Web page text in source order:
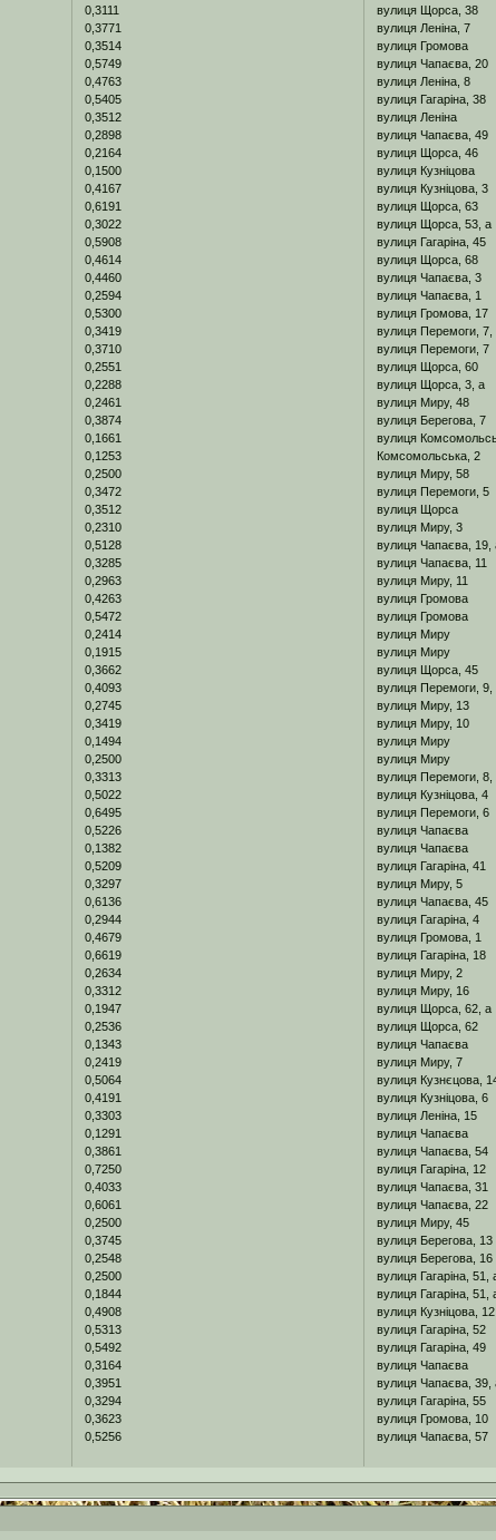
0,3111
0,3771
0,3514
0,5749
0,4763
0,5405
0,3512
0,2898
0,2164
0,1500
0,4167
0,6191
0,3022
0,5908
0,4614
0,4460
0,2594
0,5300
0,3419
0,3710
0,2551
0,2288
0,2461
0,3874
0,1661
0,1253
0,2500
0,3472
0,3512
0,2310
0,5128
0,3285
0,2963
0,4263
0,5472
0,2414
0,1915
0,3662
0,4093
0,2745
0,3419
0,1494
0,2500
0,3313
0,5022
0,6495
0,5226
0,1382
0,5209
0,3297
0,6136
0,2944
0,4679
0,6619
0,2634
0,3312
0,1947
0,2536
0,1343
0,2419
0,5064
0,4191
0,3303
0,1291
0,3861
0,7250
0,4033
0,6061
0,2500
0,3745
0,2548
0,2500
0,1844
0,4908
0,5313
0,5492
0,3164
0,3951
0,3294
0,3623
0,5256
вулиця Щорса, 38
вулиця Леніна, 7
вулиця Громова
вулиця Чапаєва, 20
вулиця Леніна, 8
вулиця Гагаріна, 38
вулиця Леніна
вулиця Чапаєва, 49
вулиця Щорса, 46
вулиця Кузніцова
вулиця Кузніцова, 3
вулиця Щорса, 63
вулиця Щорса, 53, а
вулиця Гагаріна, 45
вулиця Щорса, 68
вулиця Чапаєва, 3
вулиця Чапаєва, 1
вулиця Громова, 17
вулиця Перемоги, 7,
вулиця Перемоги, 7
вулиця Щорса, 60
вулиця Щорса, 3, а
вулиця Миру, 48
вулиця Берегова, 7
вулиця
Комсомольська, 2
вулиця Миру, 58
вулиця Перемоги, 5
вулиця Щорса
вулиця Миру, 3
вулиця Чапаєва, 19,
вулиця Чапаєва, 11
вулиця Миру, 11
вулиця Громова
вулиця Громова
вулиця Миру
вулиця Миру
вулиця Щорса, 45
вулиця Перемоги, 9,
вулиця Миру, 13
вулиця Миру, 10
вулиця Миру
вулиця Миру
вулиця Перемоги, 8,
вулиця Кузніцова, 4
вулиця Перемоги, 6
вулиця Чапаєва
вулиця Чапаєва
вулиця Гагаріна, 41
вулиця Миру, 5
вулиця Чапаєва, 45
вулиця Гагаріна, 4
вулиця Громова, 1
вулиця Гагаріна, 18
вулиця Миру, 2
вулиця Миру, 16
вулиця Щорса, 62, а
вулиця Щорса, 62
вулиця Чапаєва
вулиця Миру, 7
вулиця Кузнєцова,
вулиця Кузніцова, 6
вулиця Леніна, 15
вулиця Чапаєва
вулиця Чапаєва, 54
вулиця Гагаріна, 12
вулиця Чапаєва, 31
вулиця Чапаєва, 22
вулиця Миру, 45
вулиця Берегова, 13
вулиця Берегова, 16
вулиця Гагаріна, 51,
вулиця Гагаріна, 51,
вулиця Кузніцова, 12
вулиця Гагаріна, 52
вулиця Гагаріна, 49
вулиця Чапаєва
вулиця Чапаєва, 39,
вулиця Гагаріна, 55
вулиця Громова, 10
вулиця Чапаєва, 57